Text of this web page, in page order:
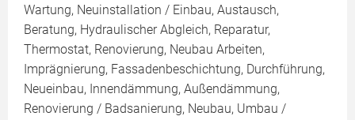
Wartung, Neuinstallation / Einbau, Austausch,
Beratung, Hydraulischer Abgleich, Reparatur,
Thermostat, Renovierung, Neubau Arbeiten,
Imprägnierung, Fassadenbeschichtung, Durchführung,
Neueinbau, Innendämmung, Außendämmung,
Renovierung / Badsanierung, Neubau, Umbau /